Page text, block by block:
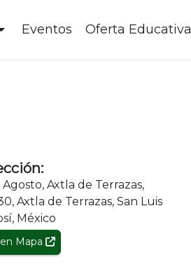
Eventos Oferta Educativa
Agosto, Axtla de Terrazas,
Axtla de Terrazas, San Luis
México
Mapa